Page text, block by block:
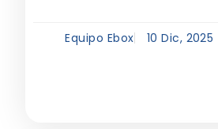
Equipo Ebox 10 Dic, 2025